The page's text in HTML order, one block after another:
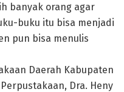
banyak orang agar
buku itu bisa menjadi
pun bisa menulis
Daerah Kabupaten
Dra. Heny